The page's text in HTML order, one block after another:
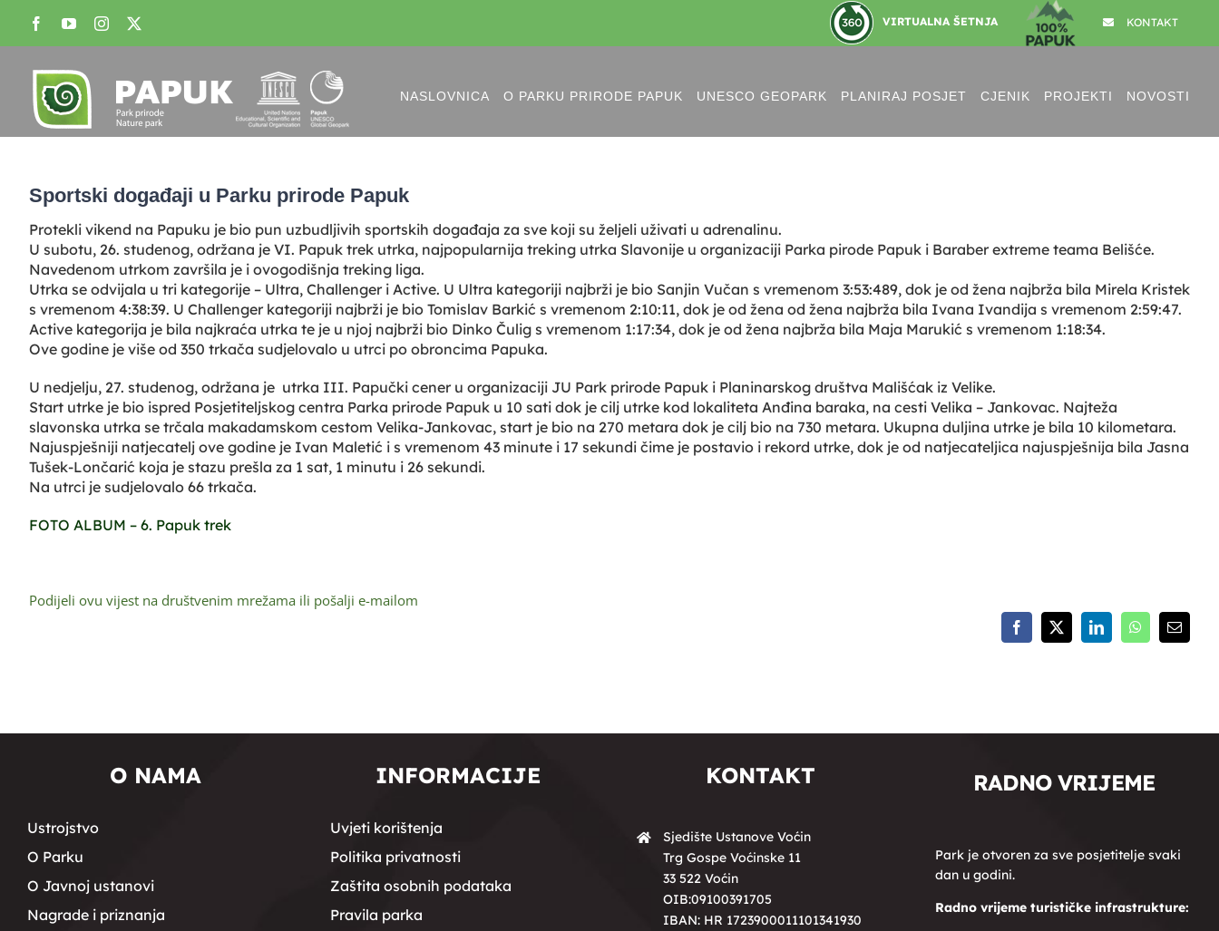
content
FacebookYouTubeInstagram VIRTUALNA ŠETNJA KONTAKT
NASLOVNICA O PARKU PRIRODE PAPUK UNESCO GEOPARK PLANIRAJ POSJET CJENIK PROJEKTI NOVOSTI
Image
Sportski događaji u Parku prirode Papuk
Protekli vikend na Papuku je bio pun uzbudljivih sportskih događaja za sve koji su željeli uživati u adrenalinu.
U subotu, 26. studenog, održana je VI. Papuk trek utrka, najpopularnija treking utrka Slavonije u organizaciji Parka pirode Papuk i Baraber extreme teama Belišće.
Navedenom utrkom završila je i ovogodišnja treking liga.
Utrka se odvijala u tri kategorije – Ultra, Challenger i Active. U Ultra kategoriji najbrži je bio Sanjin Vučan s vremenom 3:53:489, dok je od žena najbrža bila Mirela Kristek
s vremenom 4:38:39. U Challenger kategoriji najbrži je bio Tomislav Barkić s vremenom 2:10:11, dok je od žena od žena najbrža bila Ivana Ivandija s vremenom 2:59:47.
Active kategorija je bila najkraća utrka te je u njoj najbrži bio Dinko Čulig s vremenom 1:17:34, dok je od žena najbrža bila Maja Marukić s vremenom 1:18:34.
Ove godine je više od 350 trkača sudjelovalo u utrci po obroncima Papuka.
U nedjelju, 27. studenog, održana je utrka III. Papučki cener u organizaciji JU Park prirode Papuk i Planinarskog društva Mališćak iz Velike.
Start utrke je bio ispred Posjetiteljskog centra Parka prirode Papuk u 10 sati dok je cilj utrke kod lokaliteta Anđina baraka, na cesti Velika – Jankovac. Najteža
slavonska utrka se trčala makadamskom cestom Velika-Jankovac, start je bio na 270 metara dok je cilj bio na 730 metara. Ukupna duljina utrke je bila 10 kilometara.
Najuspješniji natjecatelj ove godine je Ivan Maletić i s vremenom 43 minute i 17 sekundi čime je postavio i rekord utrke, dok je od natjecateljica najuspješnija bila Jasna
Tušek-Lončarić koja je stazu prešla za 1 sat, 1 minutu i 26 sekundi.
Na utrci je sudjelovalo 66 trkača.
FOTO ALBUM – 6. Papuk trek
Podijeli ovu vijest na društvenim mrežama ili pošalji e-mailom
Facebook
X LinkedInWhatsAppEmail:
O NAMA
Ustrojstvo
O Parku
O Javnoj ustanovi
Nagrade i priznanja
INFORMACIJE
Uvjeti korištenja
Politika privatnosti
Zaštita osobnih podataka
Pravila parka
KONTAKT
Sjedište Ustanove Voćin
Trg Gospe Voćinske 11
33 522 Voćin
OIB:09100391705
IBAN: HR 1723900011101341930
RADNO VRIJEME
Park je otvoren za sve posjetitelje svaki
dan u godini.
Radno vrijeme turističke infrastrukture: